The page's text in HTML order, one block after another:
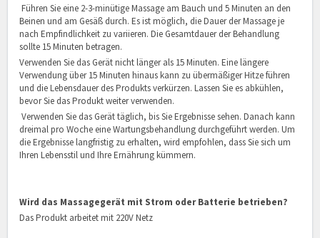
Führen Sie eine 2-3-minütige Massage am Bauch und 5 Minuten an den
Beinen und am Gesäß durch. Es ist möglich, die Dauer der Massage je
nach Empfindlichkeit zu variieren. Die Gesamtdauer der Behandlung
sollte 15 Minuten betragen.
Verwenden Sie das Gerät nicht länger als 15 Minuten. Eine längere
Verwendung über 15 Minuten hinaus kann zu übermäßiger Hitze führen
und die Lebensdauer des Produkts verkürzen. Lassen Sie es abkühlen,
bevor Sie das Produkt weiter verwenden.
Verwenden Sie das Gerät täglich, bis Sie Ergebnisse sehen. Danach kann
dreimal pro Woche eine Wartungsbehandlung durchgeführt werden. Um
die Ergebnisse langfristig zu erhalten, wird empfohlen, dass Sie sich um
Ihren Lebensstil und Ihre Ernährung kümmern.
Wird das Massagegerät mit Strom oder Batterie betrieben?
Das Produkt arbeitet mit 220V Netz